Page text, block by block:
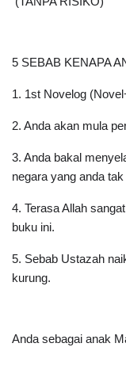
5 SEBAB KENAPA
﻿1. 1st Novelog
2. Anda akan mula
3. Anda bakal
negara yang anda tak
4. Terasa Allah
buku ini.
5. Sebab Ustazah
kurung.
Anda sebagai anak